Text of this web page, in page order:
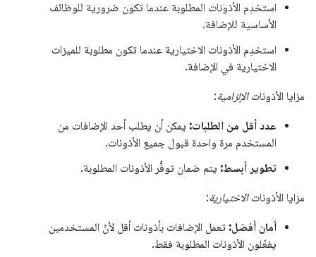
استخدِم الأذونات المطلوبة عندما تكون ضرورية للوظائف
الأساسية للإضافة.
استخدِم الأذونات الاختيارية عندما تكون مطلوبة للميزات
الاختيارية في الإضافة.
مزايا الأذوناتالإلزامية:
عدد أقل من الطلبات: يمكن أن يطلب أحد الإضافات من
المستخدم مرة واحدة قبول جميع الأذونات.
تطوير أبسط: يتم ضمان توفُّر الأذونات المطلوبة.
مزايا الأذوناتالاختيارية:
أمان أفضل: تعمل الإضافات بأذونات أقل لأنّ المستخدمين
يفعّلون الأذونات المطلوبة فقط.